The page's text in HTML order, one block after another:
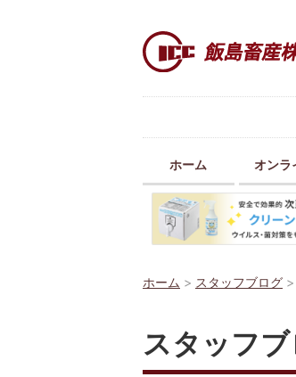
ホーム オンラ
ホーム > スタッフブログ >
スタッフ